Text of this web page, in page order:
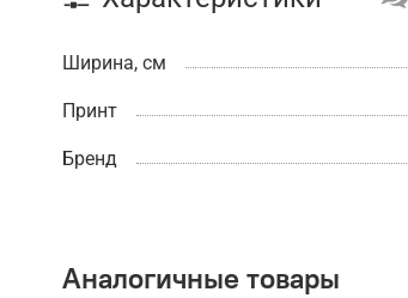
Ширина, см
Принт
Бренд
Аналогичные товары